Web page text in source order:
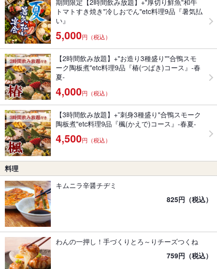
期間限定【2時間飲み放題】+"厚切り鮮魚"和牛
トマトすき焼き"冷しおでん"etc料理9品『暑気払
い』
5,000円（税込）
【2時間飲み放題】+"お造り3種盛り""合鴨スモ
ーク陶板煮"etc料理9品『椿(つばき)コース』-春
夏-
4,000円（税込）
【3時間飲み放題】+”刺身3種盛り"合鴨スモーク
陶板煮"etc料理9品『楓(かえで)コース』-春夏-
4,500円（税込）
料理
キムニラ辛醤チヂミ
825円（税込）
わんの一押し！手づくりとろ～りチーズつくね
759円（税込）